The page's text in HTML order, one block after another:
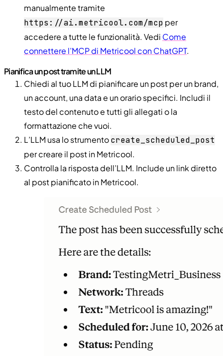
manualmente tramite
https://ai.metricool.com/mcp per
accedere a tutte le funzionalità. Vedi Come
connettere l’MCP di Metricool con ChatGPT.
Pianifica un post tramite un LLM
Chiedi al tuo LLM di pianificare un post per un brand,
un account, una data e un orario specifici. Includi il
testo del contenuto e tutti gli allegati o la
formattazione che vuoi.
L’LLM usa lo strumentocreate scheduled post
per creare il post in Metricool.
Controlla la risposta dell’LLM. Include un link diretto
al post pianificato in Metricool.